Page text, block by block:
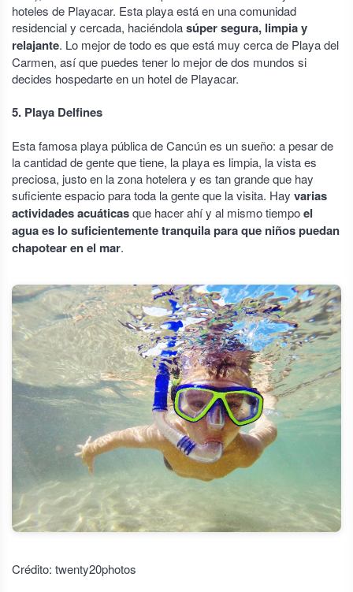
hoteles de Playacar. Esta playa está en una comunidad
residencial y cercada, haciéndolasúper segura, limpia y
relajante. Lo mejor de todo es que está muy cerca de Playa del
Carmen, así que puedes tener lo mejor de dos mundos si
decides hospedarte en un hotel de Playacar.
5. Playa Delfines
Esta famosa playa pública de Cancún es un sueño: a pesar de
la cantidad de gente que tiene, la playa es limpia, la vista es
preciosa, justo en la zona hotelera y es tan grande que hay
suficiente espacio para toda la gente que la visita. Hay varias
actividades acuáticasque hacer ahí y al mismo tiempoel
agua es lo suficientemente tranquila para que niños puedan
chapotear en el mar.
Crédito: twenty20photos